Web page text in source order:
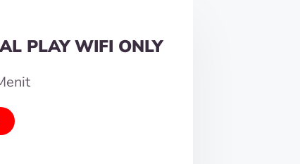
PLAY WIFI ONLY